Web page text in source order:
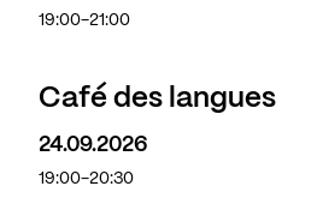
19:00-21:00
Café des langues
24.09.2026
19:00-20:30